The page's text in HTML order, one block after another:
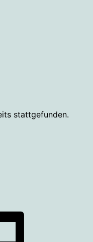
stattgefunden.